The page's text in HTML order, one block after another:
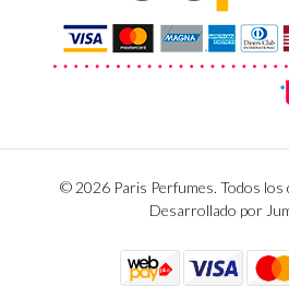
© 2026 Paris Perfumes. Todos los
Desarrollado por